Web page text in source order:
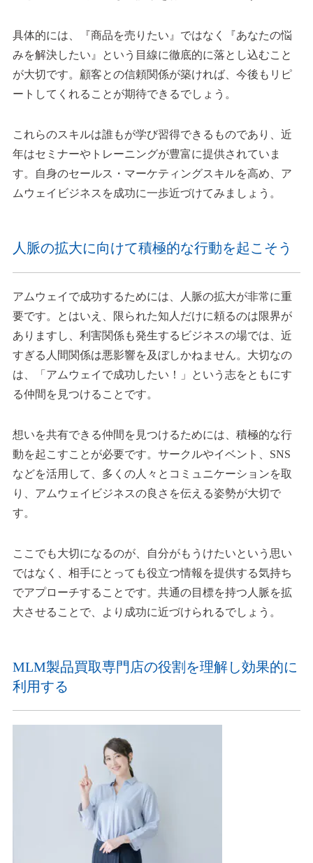
具体的には、『商品を売りたい』ではなく『あなたの悩
みを解決したい』という目線に徹底的に落とし込むこと
が大切です。顧客との信頼関係が築ければ、今後もリピ
ートしてくれることが期待できるでしょう。
これらのスキルは誰もが学び習得できるものであり、近
年はセミナーやトレーニングが豊富に提供されていま
す。自身のセールス・マーケティングスキルを高め、ア
ムウェイビジネスを成功に一歩近づけてみましょう。
人脈の拡大に向けて積極的な行動を起こそう
アムウェイで成功するためには、人脈の拡大が非常に重
要です。とはいえ、限られた知人だけに頼るのは限界が
ありますし、利害関係も発生するビジネスの場では、近
すぎる人間関係は悪影響を及ぼしかねません。大切なの
は、「アムウェイで成功したい！」という志をともにす
る仲間を見つけることです。
想いを共有できる仲間を見つけるためには、積極的な行
動を起こすことが必要です。サークルやイベント、SNS
などを活用して、多くの人々とコミュニケーションを取
り、アムウェイビジネスの良さを伝える姿勢が大切で
す。
ここでも大切になるのが、自分がもうけたいという思い
ではなく、相手にとっても役立つ情報を提供する気持ち
でアプローチすることです。共通の目標を持つ人脈を拡
大させることで、より成功に近づけられるでしょう。
MLM製品買取専門店の役割を理解し効果的に
利用する